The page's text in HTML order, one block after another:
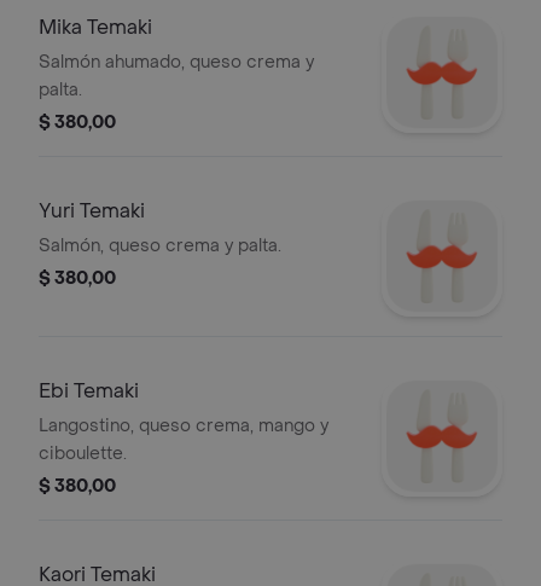
Mika Temaki
Salmón ahumado, queso crema y
palta.
$ 380,00
Yuri Temaki
Salmón, queso crema y palta.
$ 380,00
Ebi Temaki
Langostino, queso crema, mango y
ciboulette.
$ 380,00
Kaori Temaki